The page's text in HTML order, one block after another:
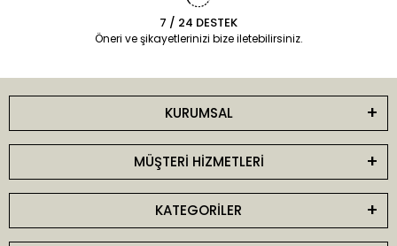
7 / 24 DESTEK
Öneri ve şikayetlerinizi bize iletebilirsiniz.
KURUMSAL
MÜŞTERİ HİZMETLERİ
KATEGORİLER